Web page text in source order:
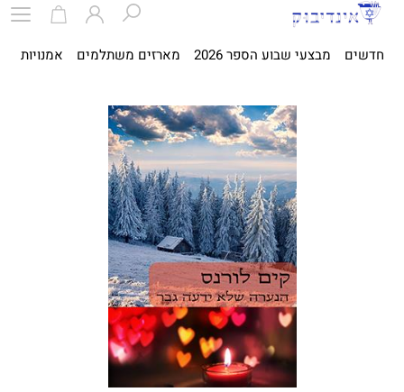
חדשים מבצעי שבוע הספר 2026 מארזים משתלמים אמנויות